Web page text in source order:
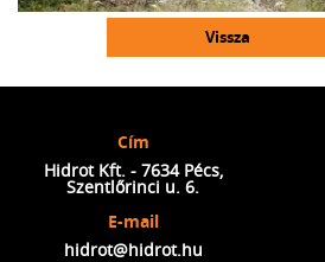
Vissza
Cím
Hidrot Kft. - 7634 Pécs,
Szentlőrinci u. 6.
E-mail
hidrot@hidrot.hu